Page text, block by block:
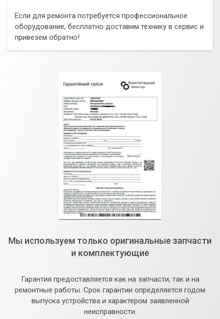
Если для ремонта потребуется профессиональное
оборудование, бесплатно доставим технику в сервис и
привезем обратно!
Мы используем только оригинальные запчасти
и комплектующие
Гарантия предоставляется как на запчасти, так и на
ремонтные работы. Срок гарантии определяется годом
выпуска устройства и характером заявленной
неисправности.